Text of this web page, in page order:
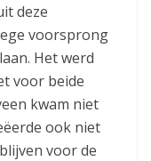
deze
voorsprong
Het werd
voor beide
kwam niet
ook niet
voor de